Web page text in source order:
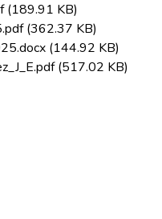
(189.91 KB)
(362.37 KB)
(144.92 KB)
(517.02 KB)